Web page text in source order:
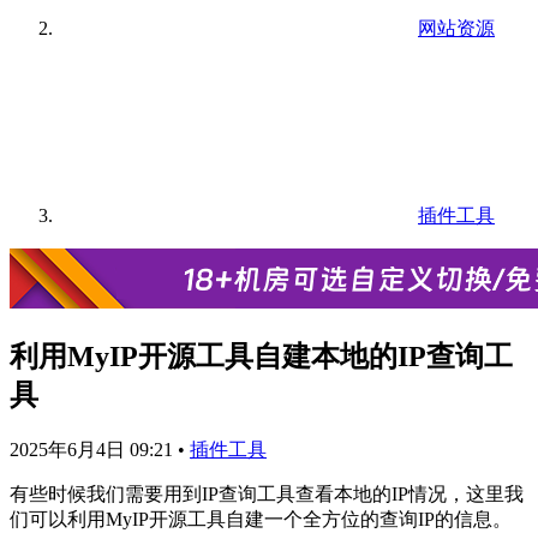
网站资源
插件工具
利用MyIP开源工具自建本地的IP查询工
具
2025年6月4日 09:21 • 插件工具
有些时候我们需要用到IP查询工具查看本地的IP情况，这里我
们可以利用MyIP开源工具自建一个全方位的查询IP的信息。